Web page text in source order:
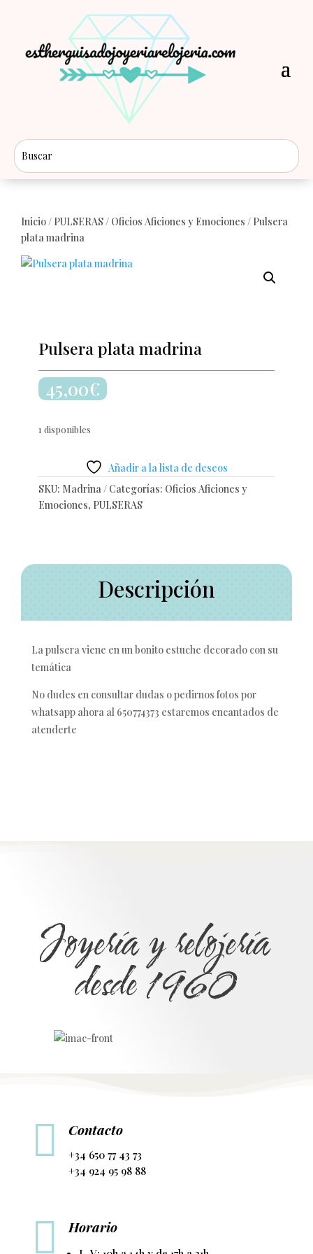
Inicio/ PULSERAS/ Oficios Aficiones y Emociones / Pulsera
plata madrina
Pulsera plata madrina
45,00€
1 disponibles
Añadir a la lista de deseos
SKU: Madrina Categorías: Oficios Aficiones y
Emociones, PULSERAS
Descripción
La pulsera viene en un bonito estuche decorado con su
temática
No dudes en consultar dudas o pedirnos fotos por
whatsapp ahora al 650774373 estaremos encantados de
atenderte
Joyería y relojería
desde 1960
 Contacto
+34 650 77 43 73
+34 924 95 98 88
 Horario